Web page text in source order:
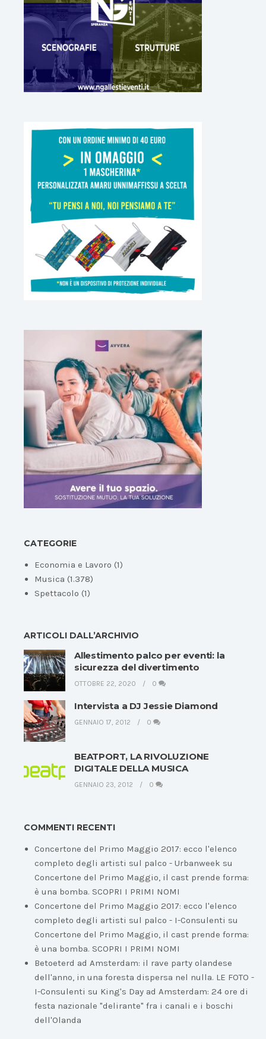
CATEGORIE
Economia e Lavoro (1)
Musica (1.378)
Spettacolo (1)
ARTICOLI DALL’ARCHIVIO
Allestimento palco per eventi: la
sicurezza del divertimento
OTTOBRE 22, 2020 0
Intervista a DJ Jessie Diamond
GENNAIO 17, 2012 0
BEATPORT, LA RIVOLUZIONE
DIGITALE DELLA MUSICA
GENNAIO 23, 2012 0
COMMENTI RECENTI
Concertone del Primo Maggio 2017: ecco l'elenco
completo degli artisti sul palco - Urbanweek su
Concertone del Primo Maggio, il cast prende forma:
è una bomba. SCOPRI I PRIMI NOMI
Concertone del Primo Maggio 2017: ecco l'elenco
completo degli artisti sul palco - I-Consulenti su
Concertone del Primo Maggio, il cast prende forma:
è una bomba. SCOPRI I PRIMI NOMI
Betoeterd ad Amsterdam: il rave party olandese
dell'anno, in una foresta dispersa nel nulla. LE FOTO -
I-Consulenti su King's Day ad Amsterdam: 24 ore di
festa nazionale "delirante" fra i canali e i boschi
dell'Olanda